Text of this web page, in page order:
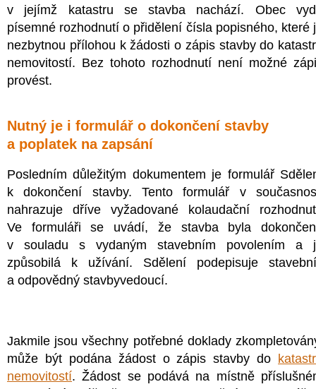
v jejímž katastru se stavba nachází. Obec
písemné rozhodnutí o přidělení čísla popisného, které
nezbytnou přílohou k žádosti o zápis stavby do
nemovitostí. Bez tohoto rozhodnutí není možné
provést.
Nutný je i formulář o dokončení stavby
a poplatek na zapsání
Posledním důležitým dokumentem je formulář
k dokončení stavby. Tento formulář v
nahrazuje dříve vyžadované kolaudační
Ve formuláři se uvádí, že stavba byla
v souladu s vydaným stavebním povolením a
způsobilá k užívání. Sdělení podepisuje
a odpovědný stavbyvedoucí.
Jakmile jsou všechny potřebné doklady
může být podána žádost o zápis stavby do
nemovitostí. Žádost se podává na místně